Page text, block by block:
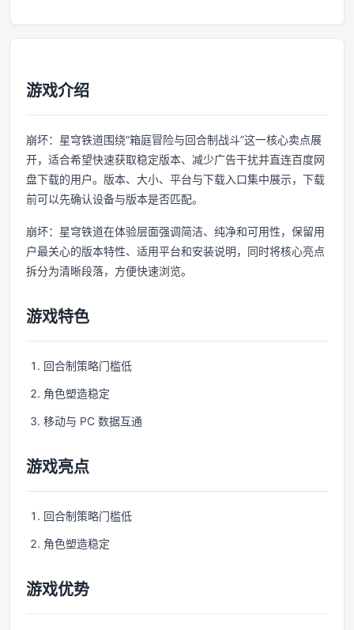
游戏介绍
崩坏：星穹铁道围绕“箱庭冒险与回合制战斗”这一核心卖点展
开，适合希望快速获取稳定版本、减少广告干扰并直连百度网
盘下载的用户。版本、大小、平台与下载入口集中展示，下载
前可以先确认设备与版本是否匹配。
崩坏：星穹铁道在体验层面强调简洁、纯净和可用性，保留用
户最关心的版本特性、适用平台和安装说明，同时将核心亮点
拆分为清晰段落，方便快速浏览。
游戏特色
回合制策略门槛低
角色塑造稳定
移动与 PC 数据互通
游戏亮点
回合制策略门槛低
角色塑造稳定
游戏优势